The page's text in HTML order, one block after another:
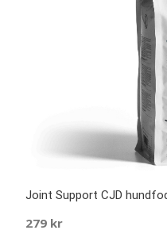
Joint Support CJD
279 kr